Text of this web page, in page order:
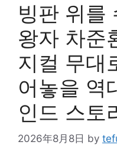
빙판 위를
왕자 차준
지컬 무대
어놓을 역
인드 스토
2026年8月8日 by